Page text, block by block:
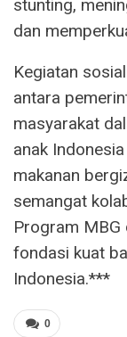
stunting,
dan
Kegiatan
antara
masyarakat
anak
makanan
semangat
Program MBG
fondasi kuat
Indonesia.***
0